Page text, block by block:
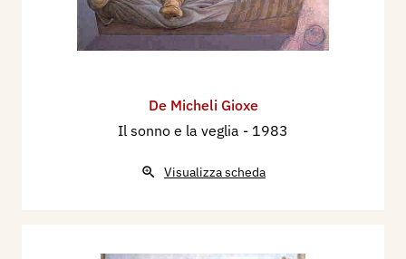
De Micheli Gioxe
Il sonno e la veglia - 1983
Visualizza scheda